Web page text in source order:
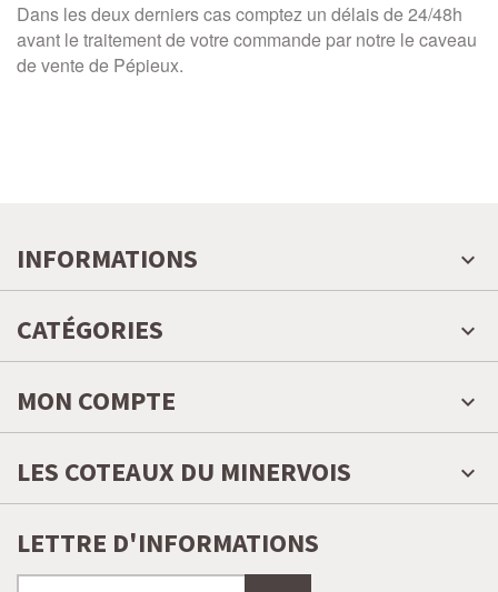
Dans les deux derniers cas comptez un délais de 24/48h
avant le traitement de votre commande par notre le caveau
de vente de Pépieux.
INFORMATIONS
CATÉGORIES
MON COMPTE
LES COTEAUX DU MINERVOIS
LETTRE D'INFORMATIONS